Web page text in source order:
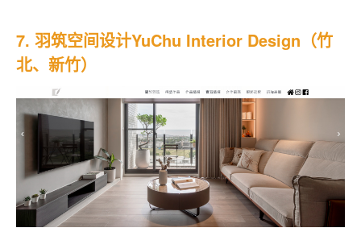
7. 羽筑空间设计YuChu Interior Design（竹
北、新竹）